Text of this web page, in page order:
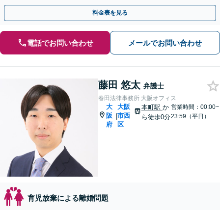
えている段階でもご相談ください。
料金表を見る
電話でお問い合わせ メールでお問い合わせ
藤田 悠太 弁護士
春田法律事務所 大阪オフィス
大
阪
府
|
大阪
市西
区
本町駅 か
ら徒歩0分
営業時間：00:00~
23:59（平日）
育児放棄による離婚問題